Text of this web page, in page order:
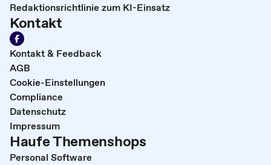
Redaktionsrichtlinie zum KI-Einsatz
Kontakt
Kontakt & Feedback
AGB
Cookie-Einstellungen
Compliance
Datenschutz
Impressum
Haufe Themenshops
Personal Software